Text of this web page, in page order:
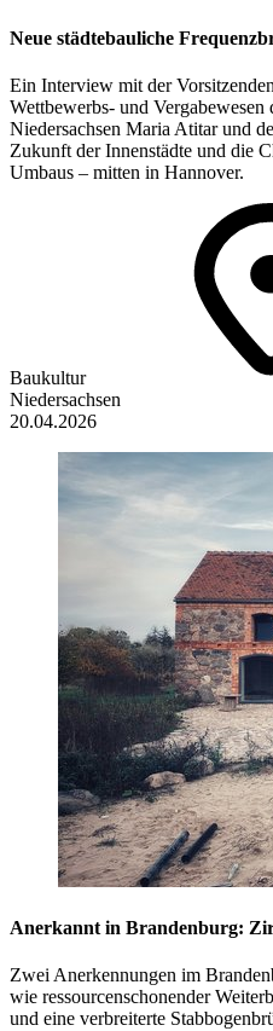
Neue städtebauliche
Ein Interview mit der
Wettbewerbs- und
Niedersachsen Maria Atitar und
Zukunft der Innenstädte und die
Umbaus – mitten in Hannover.
Baukultur
Niedersachsen
20.04.2026
Anerkannt in Brandenburg:
Zwei Anerkennungen im
wie ressourcenschonender
und eine verbreiterte